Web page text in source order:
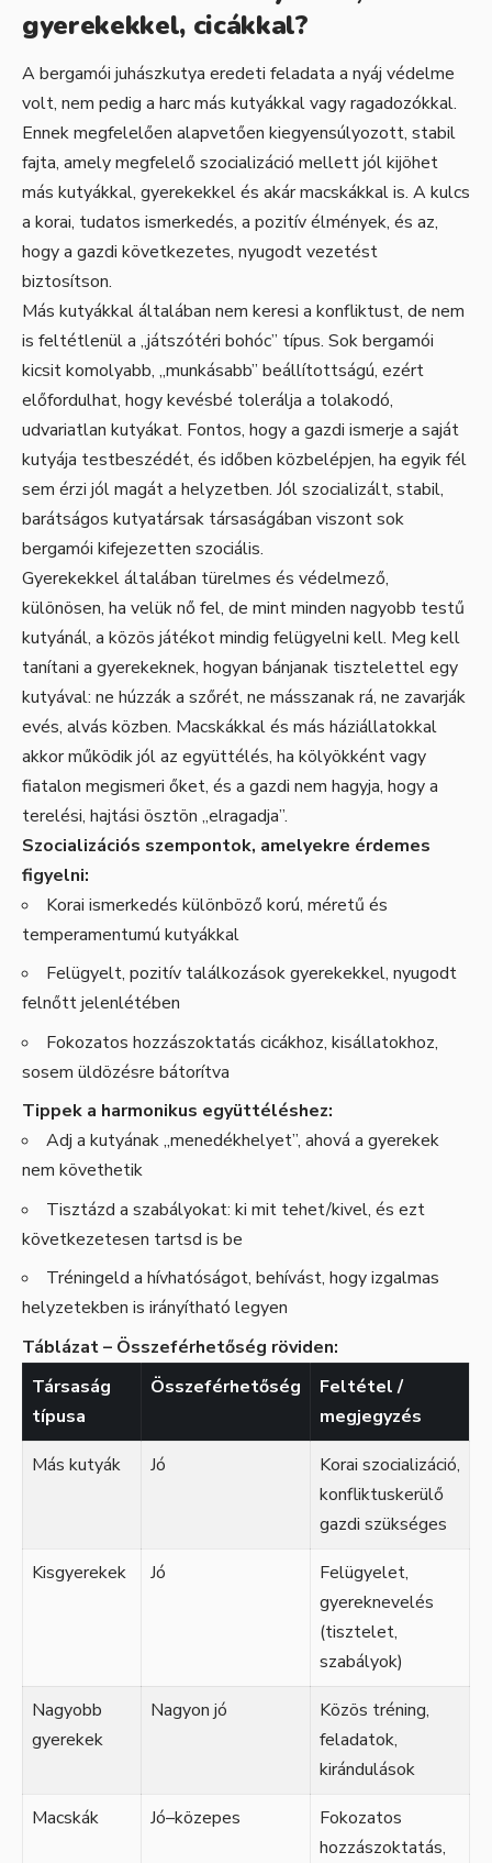
gyerekekkel, cicákkal?
A bergamói juhászkutya eredeti feladata a nyáj védelme
volt, nem pedig a harc más kutyákkal vagy ragadozókkal.
Ennek megfelelően alapvetően kiegyensúlyozott, stabil
fajta, amely megfelelő szocializáció mellett jól kijöhet
más kutyákkal, gyerekekkel és akár macskákkal is. A kulcs
a korai, tudatos ismerkedés, a pozitív élmények, és az,
hogy a gazdi következetes, nyugodt vezetést
biztosítson.
Más kutyákkal általában nem keresi a konfliktust, de nem
is feltétlenül a „játszótéri bohóc” típus. Sok bergamói
kicsit komolyabb, „munkásabb” beállítottságú, ezért
előfordulhat, hogy kevésbé tolerálja a tolakodó,
udvariatlan kutyákat. Fontos, hogy a gazdi ismerje a saját
kutyája testbeszédét, és időben közbelépjen, ha egyik fél
sem érzi jól magát a helyzetben. Jól szocializált, stabil,
barátságos kutyatársak társaságában viszont sok
bergamói kifejezetten szociális.
Gyerekekkel általában türelmes és védelmező,
különösen, ha velük nő fel, de mint minden nagyobb testű
kutyánál, a közös játékot mindig felügyelni kell. Meg kell
tanítani a gyerekeknek, hogyan bánjanak tisztelettel egy
kutyával: ne húzzák a szőrét, ne másszanak rá, ne zavarják
evés, alvás közben. Macskákkal és más háziállatokkal
akkor működik jól az együttélés, ha kölyökként vagy
fiatalon megismeri őket, és a gazdi nem hagyja, hogy a
terelési, hajtási ösztön „elragadja”.
Szocializációs szempontok, amelyekre érdemes
figyelni:
Korai ismerkedés különböző korú, méretű és
temperamentumú kutyákkal
Felügyelt, pozitív találkozások gyerekekkel, nyugodt
felnőtt jelenlétében
Fokozatos hozzászoktatás cicákhoz, kisállatokhoz,
sosem üldözésre bátorítva
Tippek a harmonikus együttéléshez:
Adj a kutyának „menedékhelyet”, ahová a gyerekek
nem követhetik
Tisztázd a szabályokat: ki mit tehet/kivel, és ezt
következetesen tartsd is be
Tréningeld a hívhatóságot, behívást, hogy izgalmas
helyzetekben is irányítható legyen
Táblázat – Összeférhetőség röviden:
Társaság
típusa
Összeférhetőség
Feltétel /
megjegyzés
Más kutyák
Jó
Korai szocializáció,
konfliktuskerülő
gazdi szükséges
Kisgyerekek
Jó
Felügyelet,
gyereknevelés
(tisztelet,
szabályok)
Nagyobb
gyerekek
Nagyon jó
Közös tréning,
feladatok,
kirándulások
Macskák
Jó–közepes
Fokozatos
hozzászoktatás,